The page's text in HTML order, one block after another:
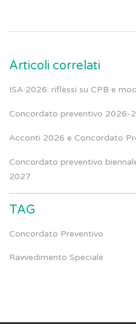
Articoli correlati
ISA 2026: riflessi su CPB e
Concordato preventivo 2026-
Acconti 2026 e Concordato
Concordato preventivo
2027
TAG
Concordato Preventivo
Ravvedimento Speciale